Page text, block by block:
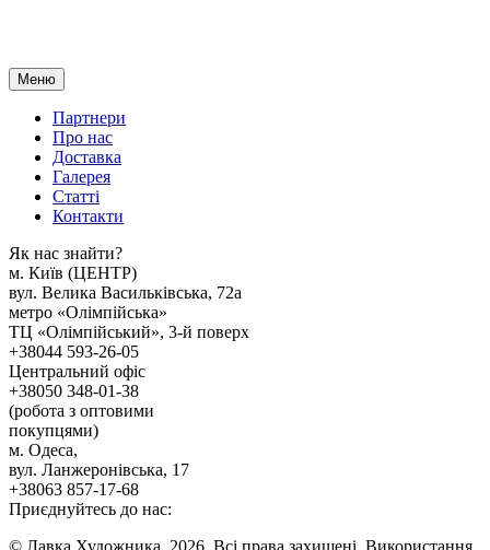
Меню
Партнери
Про нас
Доставка
Галерея
Статтi
Контакти
Як наc знайти?
м. Киïв (ЦЕНТР)
вул. Велика Васильківська, 72а
метро «Олімпійська»
ТЦ «Олімпійський», 3-й поверх
+38044 593-26-05
Центральний офіс
+38050 348-01-38
(робота з оптовими
покупцями)
м. Одеса,
вул. Ланжеронівська, 17
+38063 857-17-68
Приєднуйтесь до нас:
© Лавка Художника, 2026. Всі права захищені. Використання